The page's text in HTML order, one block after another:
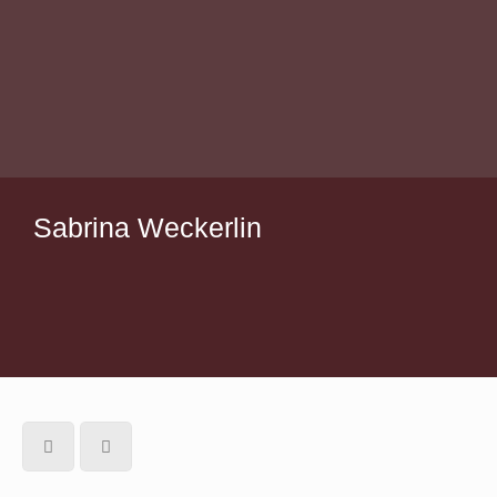
Sabrina Weckerlin